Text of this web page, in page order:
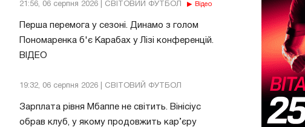
21:56, 06 серпня 2026 | СВІТОВИЙ ФУТБОЛ Відео
Перша перемога у сезоні. Динамо з голом
Пономаренка б'є Карабах у Лізі конференцій.
ВІДЕО
19:32, 06 серпня 2026 | СВІТОВИЙ ФУТБОЛ
Зарплата рівня Мбаппе не світить. Вінісіус
обрав клуб, у якому продовжить кар’єру